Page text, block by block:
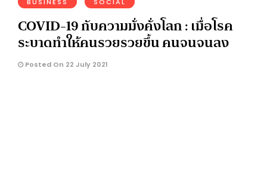
COVID-19 กับความมั่งคั่งโลก : เมื่อโรค
ระบาดทำให้คนรวยรวยขึ้น คนจนจนลง
Posted On 22 July 2021